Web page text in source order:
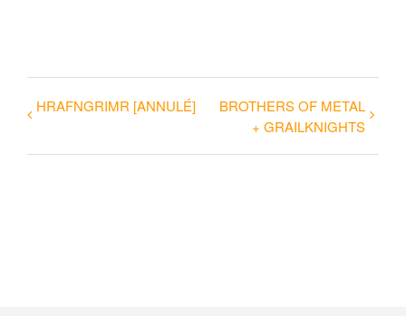
HRAFNGRIMR [ANNULÉ]
BROTHERS OF METAL
+ GRAILKNIGHTS